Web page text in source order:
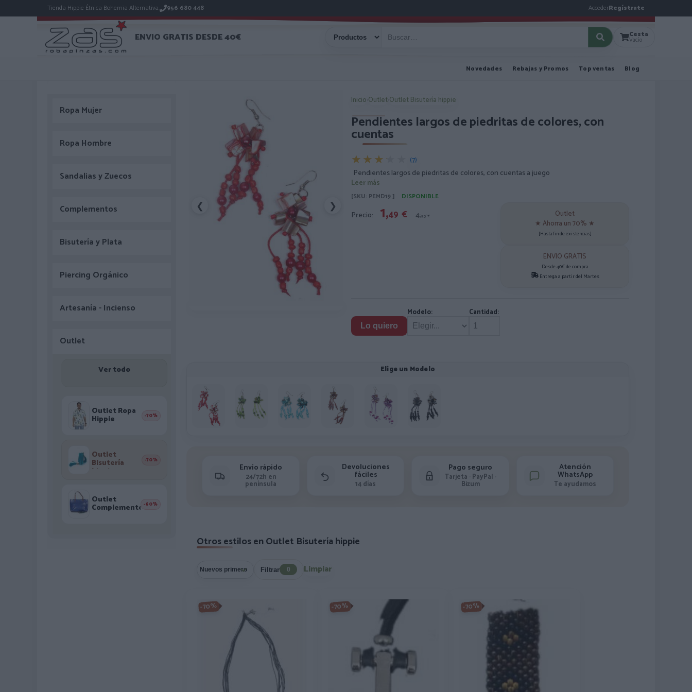
Tienda Hippie Étnica Bohemia Alternativa. 956 680 448 AccederRegístrate
ENVIO GRATIS DESDE 40€ Cesta
Vacío
Novedades Rebajas y Promos Top ventas Blog
Ropa Mujer
Ropa Hombre
Sandalias y Zuecos
Complementos
Bisutería y Plata
Piercing Orgánico
Artesanía - Incienso
Outlet
Ver todo
Outlet Ropa
Hippie -70%
Outlet
Bisutería
hippie
-70%
Outlet
Complementos-60%
❮ ❯
Inicio OutletOutlet Bisutería hippie
Pendientes largos de piedritas de colores, con
cuentas
★★★★★
★★★★★
(7)
Pendientes largos de piedritas de colores, con cuentas a juego
Leer más
[SKU: PEMD19 ] DISPONIBLE
Outlet
★ Ahorra un 70% ★
[Hasta fin de existencias]
ENVIO GRATIS
Desde 40€ de compra
Entrega a partir del Martes
Precio: 1,49 € 4,95 €
Lo quiero
Modelo: Cantidad:
Elige un Modelo
Envío rápido
24/72h en
península
Devoluciones
fáciles
14 días
Pago seguro
Tarjeta · PayPal ·
Bizum
Atención
WhatsApp
Te ayudamos
Otros estilos en Outlet Bisutería hippie
Filtrar 0 Limpiar
-70% -70% -70%